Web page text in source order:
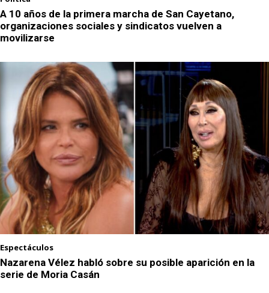
A 10 años de la primera marcha de San Cayetano,
organizaciones sociales y sindicatos vuelven a
movilizarse
Espectáculos
Nazarena Vélez habló sobre su posible aparición en la
serie de Moria Casán